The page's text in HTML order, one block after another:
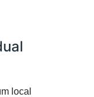
local